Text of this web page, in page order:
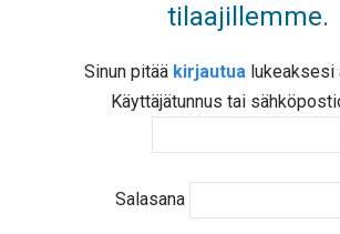
tilaajillemme.
Sinun pitää kirjautua lukeaksesi
Käyttäjätunnus tai
Salasana